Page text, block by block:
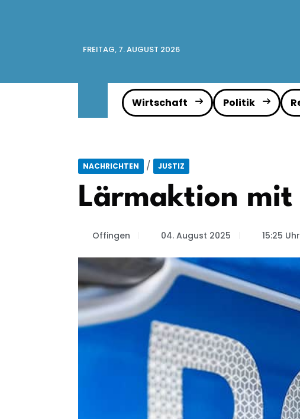
FREITAG, 7. AUGUST 2026
Wirtschaft Politik
NACHRICHTEN / JUSTIZ
Lärmaktion mit
Offingen 04. August 2025 15:25 Uhr